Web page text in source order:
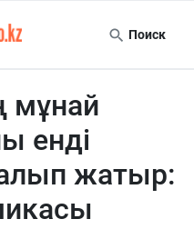
Поиск
мұнай
енді
жатыр: